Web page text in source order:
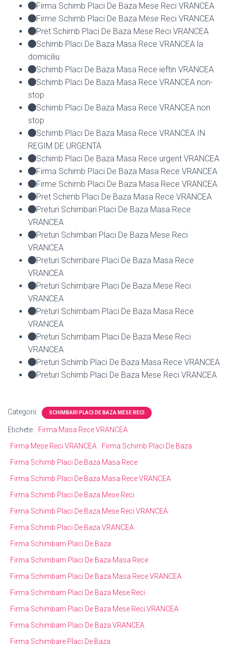
Firma Schimb Placi De Baza Mese Reci VRANCEA
Firme Schimb Placi De Baza Mese Reci VRANCEA
Pret Schimb Placi De Baza Mese Reci VRANCEA
Schimb Placi De Baza Masa Rece VRANCEA la
domiciliu
Schimb Placi De Baza Masa Rece ieftin VRANCEA
Schimb Placi De Baza Masa Rece VRANCEA non-
stop
Schimb Placi De Baza Masa Rece VRANCEA non
stop
Schimb Placi De Baza Masa Rece VRANCEA IN
REGIM DE URGENTA
Schimb Placi De Baza Masa Rece urgent VRANCEA
Firma Schimb Placi De Baza Masa Rece VRANCEA
Firme Schimb Placi De Baza Masa Rece VRANCEA
Pret Schimb Placi De Baza Masa Rece VRANCEA
Preturi Schimbari Placi De Baza Masa Rece
VRANCEA
Preturi Schimbari Placi De Baza Mese Reci
VRANCEA
Preturi Schimbare Placi De Baza Masa Rece
VRANCEA
Preturi Schimbare Placi De Baza Mese Reci
VRANCEA
Preturi Schimbam Placi De Baza Masa Rece
VRANCEA
Preturi Schimbam Placi De Baza Mese Reci
VRANCEA
Preturi Schimb Placi De Baza Masa Rece VRANCEA
Preturi Schimb Placi De Baza Mese Reci VRANCEA
Categorii: SCHIMBARI PLACI DE BAZA MESE RECI
Etichete:
Firma Masa Rece VRANCEA
Firma Mese Reci VRANCEA
Firma Schimb Placi De Baza
Firma Schimb Placi De Baza Masa Rece
Firma Schimb Placi De Baza Masa Rece VRANCEA
Firma Schimb Placi De Baza Mese Reci
Firma Schimb Placi De Baza Mese Reci VRANCEA
Firma Schimb Placi De Baza VRANCEA
Firma Schimbam Placi De Baza
Firma Schimbam Placi De Baza Masa Rece
Firma Schimbam Placi De Baza Masa Rece VRANCEA
Firma Schimbam Placi De Baza Mese Reci
Firma Schimbam Placi De Baza Mese Reci VRANCEA
Firma Schimbam Placi De Baza VRANCEA
Firma Schimbare Placi De Baza